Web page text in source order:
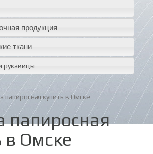
продукция
ткани
рукавицы
папиросная купить в Омске
папиросная
в Омске